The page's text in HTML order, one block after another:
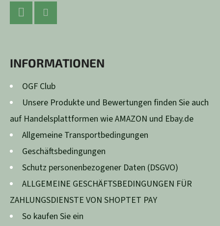
INFORMATIONEN
OGF Club
Unsere Produkte und Bewertungen finden Sie auch
auf Handelsplattformen wie AMAZON und Ebay.de
Allgemeine Transportbedingungen
Geschäftsbedingungen
Schutz personenbezogener Daten (DSGVO)
ALLGEMEINE GESCHÄFTSBEDINGUNGEN FÜR
ZAHLUNGSDIENSTE VON SHOPTET PAY
So kaufen Sie ein